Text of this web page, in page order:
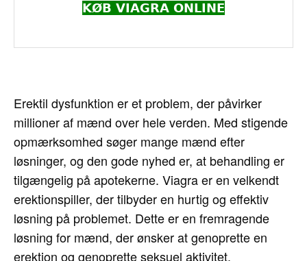
KØB VIAGRA ONLINE
Erektil dysfunktion er et problem, der påvirker
millioner af mænd over hele verden. Med stigende
opmærksomhed søger mange mænd efter
løsninger, og den gode nyhed er, at behandling er
tilgængelig på apotekerne. Viagra er en velkendt
erektionspiller, der tilbyder en hurtig og effektiv
løsning på problemet. Dette er en fremragende
løsning for mænd, der ønsker at genoprette en
erektion og genoprette seksuel aktivitet.